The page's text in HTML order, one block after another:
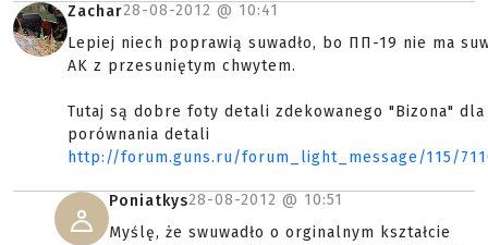
Zachar28-08-2012 @ 10:41
Lepiej niech poprawią suwadło, bo ПП-19 nie ma
AK z przesuniętym chwytem.
Tutaj są dobre foty detali zdekowanego "Bizona" dla
porównania detali
http://forum.guns.ru/forum_light_message/115/
Poniatkys28-08-2012 @ 10:51
Myślę, że swuwadło o orginalnym kształcie